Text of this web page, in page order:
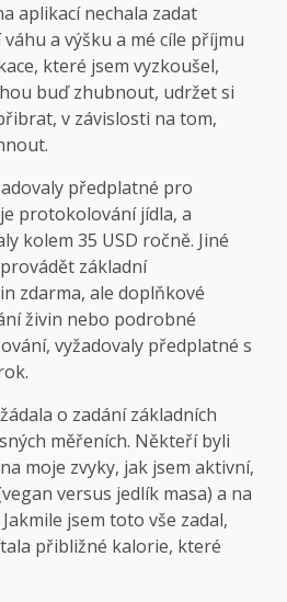
aplikací nechala zadat
a výšku a mé cíle příjmu
které jsem vyzkoušel,
buď zhubnout, udržet si
v závislosti na tom,
předplatné pro
protokolování jídla, a
kolem 35 USD ročně. Jiné
základní
zdarma, ale doplňkové
živin nebo podrobné
vyžadovaly předplatné s
o zadání základních
měřeních. Někteří byli
moje zvyky, jak jsem aktivní,
versus jedlík masa) a na
jsem toto vše zadal,
přibližné kalorie, které